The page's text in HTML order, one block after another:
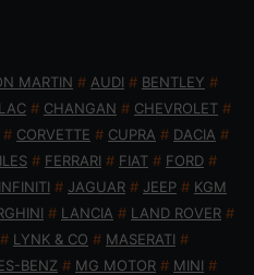
MARTIN # AUDI # BENTLEY #
# CHANGAN # CHEVROLET #
# CORVETTE # CUPRA # DACIA #
# FERRARI # FIAT # FORD #
INFINITI # JAGUAR # JEEP # KGM
# LANCIA # LAND ROVER #
# LYNK & CO # MASERATI #
BENZ # MG MOTOR # MINI #